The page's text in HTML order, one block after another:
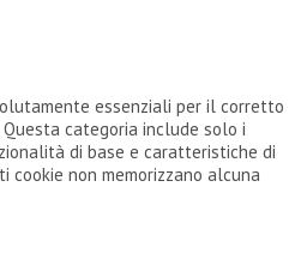
essenziali per il corretto
categoria include solo i
di base e caratteristiche di
cookie non memorizzano alcuna